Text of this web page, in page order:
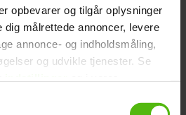
opbevarer og tilgår oplysninger
dig målrettede annoncer, levere
annonce- og indholdsmåling,
og udvikle tjenester. Se
fra vores